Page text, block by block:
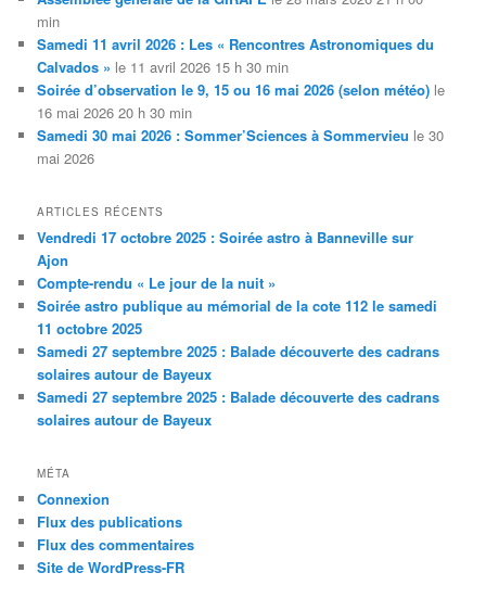
min
Samedi 11 avril 2026 : Les « Rencontres Astronomiques du
Calvados » le 11 avril 2026 15 h 30 min
Soirée d’observation le 9, 15 ou 16 mai 2026 (selon météo) le
16 mai 2026 20 h 30 min
Samedi 30 mai 2026 : Sommer’Sciences à Sommervieu le 30
mai 2026
ARTICLES RÉCENTS
Vendredi 17 octobre 2025 : Soirée astro à Banneville sur
Ajon
Compte-rendu « Le jour de la nuit »
Soirée astro publique au mémorial de la cote 112 le samedi
11 octobre 2025
Samedi 27 septembre 2025 : Balade découverte des cadrans
solaires autour de Bayeux
Samedi 27 septembre 2025 : Balade découverte des cadrans
solaires autour de Bayeux
MÉTA
Connexion
Flux des publications
Flux des commentaires
Site de WordPress-FR